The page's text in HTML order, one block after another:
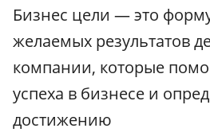
Бизнес цели — это
желаемых результатов
компании, которые
успеха в бизнесе и
достижению